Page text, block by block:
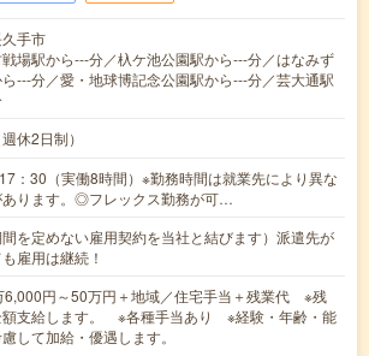
手市
場駅から---分／杁ケ池公園駅から---分／はなみず
---分／愛・地球博記念公園駅から---分／芸大通駅
休2日制）
：30（実働8時間）※勤務時間は就業先により異な
あります。◎フレックス勤務が可…
を定めない雇用契約を当社と結びます）派遣先が
雇用は継続！
6,000円～50万円＋地域／住宅手当＋残業代 ※残
額支給します。 ※各種手当あり ※経験・年齢・能
して加給・優遇します。